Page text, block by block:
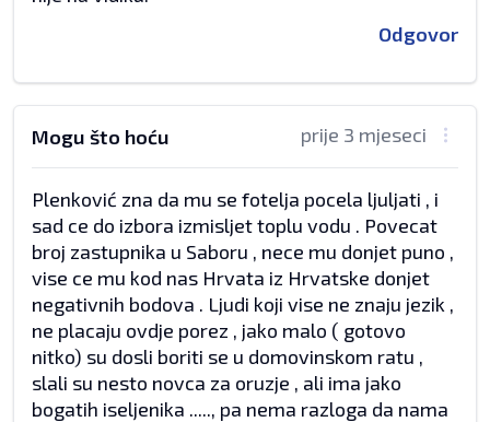
Odgovor
prije 3 mjeseci
Mogu što hoću
Plenković zna da mu se fotelja pocela ljuljati , i
sad ce do izbora izmisljet toplu vodu . Povecat
broj zastupnika u Saboru , nece mu donjet puno ,
vise ce mu kod nas Hrvata iz Hrvatske donjet
negativnih bodova . Ljudi koji vise ne znaju jezik ,
ne placaju ovdje porez , jako malo ( gotovo
nitko) su dosli boriti se u domovinskom ratu ,
slali su nesto novca za oruzje , ali ima jako
bogatih iseljenika ....., pa nema razloga da nama